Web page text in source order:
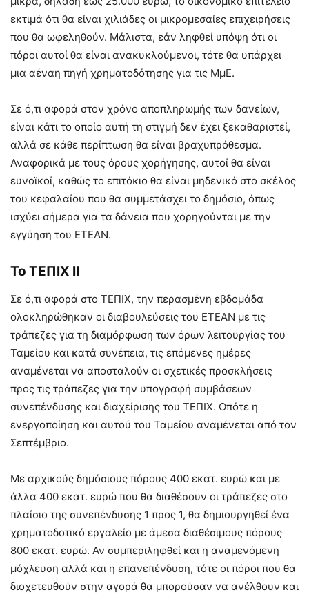
εκτιμά ότι θα είναι χιλιάδες οι μικρομεσαίες επιχειρήσεις
που θα ωφεληθούν. Μάλιστα, εάν ληφθεί υπόψη ότι οι
πόροι αυτοί θα είναι ανακυκλούμενοι, τότε θα υπάρχει
μια αέναη πηγή χρηματοδότησης για τις ΜμΕ.
Σε ό,τι αφορά στον χρόνο αποπληρωμής των δανείων,
είναι κάτι το οποίο αυτή τη στιγμή δεν έχει ξεκαθαριστεί,
αλλά σε κάθε περίπτωση θα είναι βραχυπρόθεσμα.
Αναφορικά με τους όρους χορήγησης, αυτοί θα είναι
ευνοϊκοί, καθώς το επιτόκιο θα είναι μηδενικό στο σκέλος
του κεφαλαίου που θα συμμετάσχει το δημόσιο, όπως
ισχύει σήμερα για τα δάνεια που χορηγούνται με την
εγγύηση του ΕΤΕΑΝ.
Το ΤΕΠΙΧ ΙΙ
Σε ό,τι αφορά στο ΤΕΠΙΧ, την περασμένη εβδομάδα
ολοκληρώθηκαν οι διαβουλεύσεις του ΕΤΕΑΝ με τις
τράπεζες για τη διαμόρφωση των όρων λειτουργίας του
Ταμείου και κατά συνέπεια, τις επόμενες ημέρες
αναμένεται να αποσταλούν οι σχετικές προσκλήσεις
προς τις τράπεζες για την υπογραφή συμβάσεων
συνεπένδυσης και διαχείρισης του ΤΕΠΙΧ. Οπότε η
ενεργοποίηση και αυτού του Ταμείου αναμένεται από τον
Σεπτέμβριο.
Με αρχικούς δημόσιους πόρους 400 εκατ. ευρώ και με
άλλα 400 εκατ. ευρώ που θα διαθέσουν οι τράπεζες στο
πλαίσιο της συνεπένδυσης 1 προς 1, θα δημιουργηθεί ένα
χρηματοδοτικό εργαλείο με άμεσα διαθέσιμους πόρους
800 εκατ. ευρώ. Αν συμπεριληφθεί και η αναμενόμενη
μόχλευση αλλά και η επανεπένδυση, τότε οι πόροι που θα
διοχετευθούν στην αγορά θα μπορούσαν να ανέλθουν και